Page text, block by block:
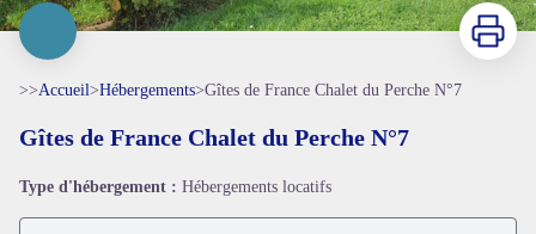
Imprimer
>>Accueil>Hébergements>Gîtes de France Chalet du Perche N°7
Gîtes de France Chalet du Perche N°7
Type d'hébergement : Hébergements locatifs